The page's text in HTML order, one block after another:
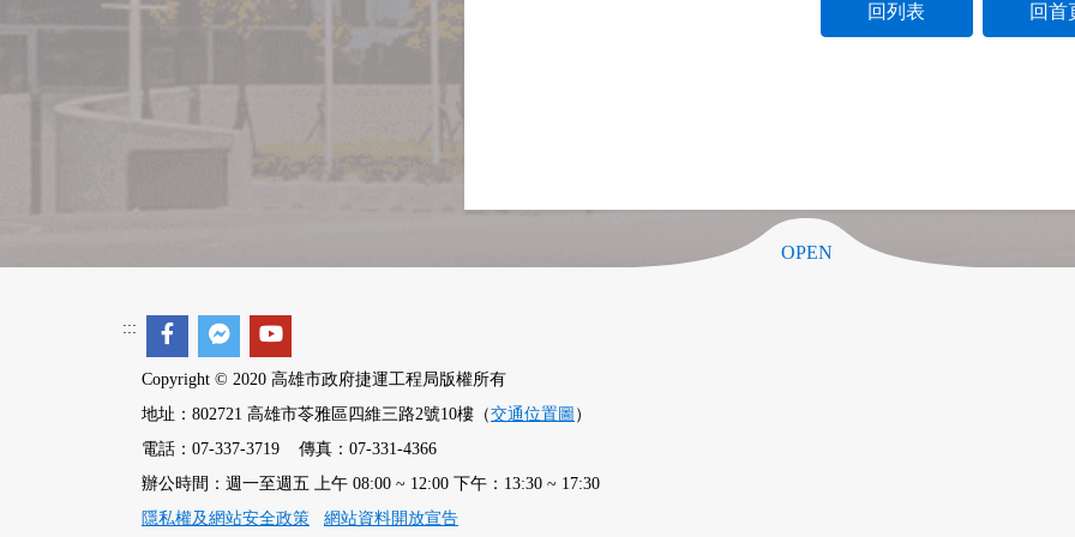
回列表 回首
OPEN
:::
Copyright © 2020 高雄市政府捷運工程局版權所有
地址：802721 高雄市苓雅區四維三路2號10樓（交通位置圖 ）
電話：07-337-3719 傳真：07-331-4366
辦公時間：週一至週五 上午 08:00 ~ 12:00 下午：13:30 ~ 17:30
隱私權及網站安全政策
網站資料開放宣告